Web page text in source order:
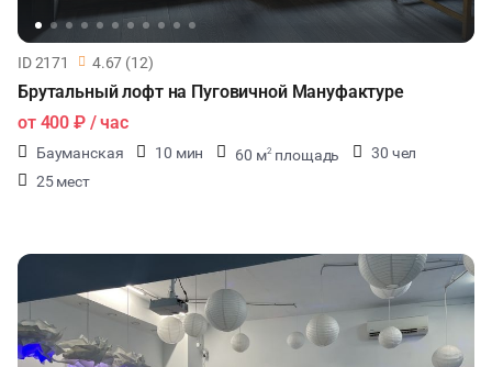
ID 2171 4.67 (12)
Брутальный лофт на Пуговичной Мануфактуре
от 400 ₽/ час
Бауманская 10 мин 60 м2 площадь
30 чел
25 мест